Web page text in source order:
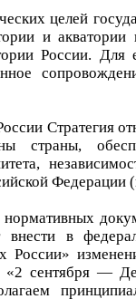
целей
и акватории
России. Для
Стратегия
страны,
Федерации
внести в
России»
«2 сентября —